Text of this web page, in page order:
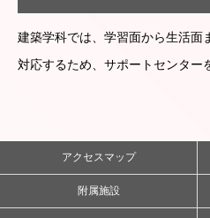
建築学科では、学習面から生活面
対応するため、サポートセンター
アクセスマップ
附属施設